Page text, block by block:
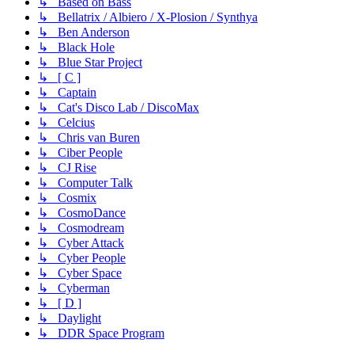
↳ Bellatrix / Albiero / X-Plosion / Synthya
↳ Ben Anderson
↳ Black Hole
↳ Blue Star Project
↳ [ C ]
↳ Captain
↳ Cat's Disco Lab / DiscoMax
↳ Celcius
↳ Chris van Buren
↳ Ciber People
↳ CJ Rise
↳ Computer Talk
↳ Cosmix
↳ CosmoDance
↳ Cosmodream
↳ Cyber Attack
↳ Cyber People
↳ Cyber Space
↳ Cyberman
↳ [ D ]
↳ Daylight
↳ DDR Space Program